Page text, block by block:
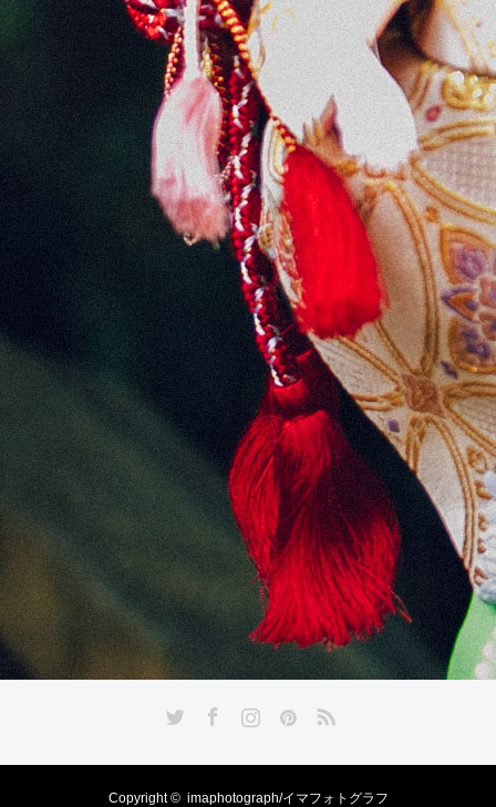
RSS
Copyright © imaphotograph/イマフォトグラフ